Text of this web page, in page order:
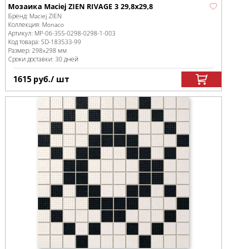
Мозаика Maciej ZIEN RIVAGE 3 29,8x29,8
Бренд: Maciej ZIEN
Коллекция: Monaco
Артикул: MP-06-355-0298-0298-1-003
Код товара: SD-183533-99
Размер: 298x298 мм
Сроки доставки: 30 дней
1615 руб./ шт